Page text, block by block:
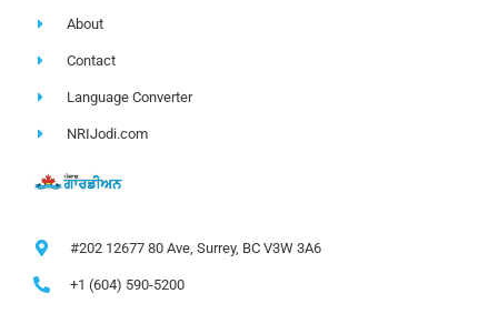
About
Contact
Language Converter
NRIJodi.com
#202 12677 80 Ave, Surrey, BC V3W 3A6
+1 (604) 590-5200